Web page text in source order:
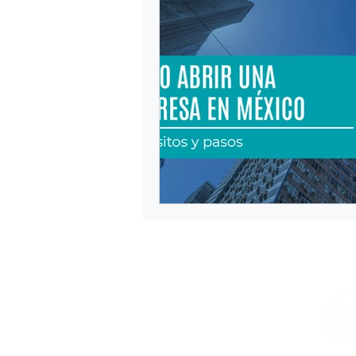
Diplomado en Derecho Migratorio
inadmissibility at airports
Invitation letter
Permiso de trabajo México